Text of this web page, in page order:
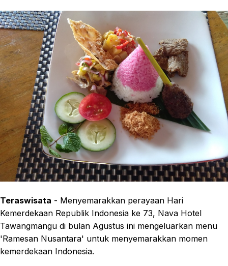
Teraswisata - Menyemarakkan perayaan Hari
Kemerdekaan Republik Indonesia ke 73, Nava Hotel
Tawangmangu di bulan Agustus ini mengeluarkan menu
'Ramesan Nusantara' untuk menyemarakkan momen
kemerdekaan Indonesia.